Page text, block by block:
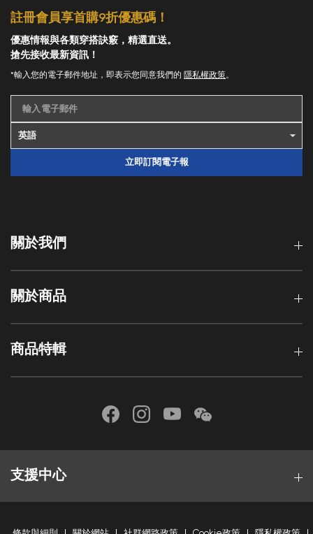
關於我們
關於商品
商品特輯
註冊會員享首購9折優惠碼！
優惠情報與各類穿搭訣竅，精選直送。
搶先接收最新資訊！
*輸入您的電子郵件地址，即表示您同意我們的 隱私權政策。
輸入電子郵件
立即訂閱電子報
支援中心